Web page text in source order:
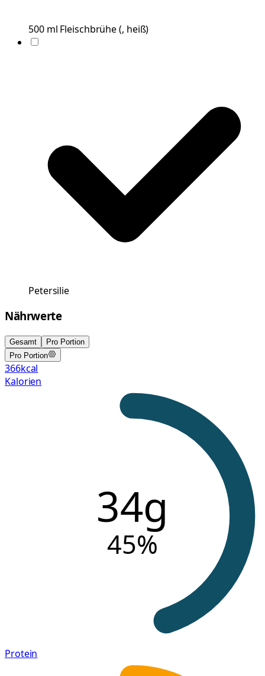
500 ml Fleischbrühe(, heiß)
Petersilie
Nährwerte
Gesamt
Pro Portion
Pro Portion
366kcal
Kalorien
34g
45%
Protein